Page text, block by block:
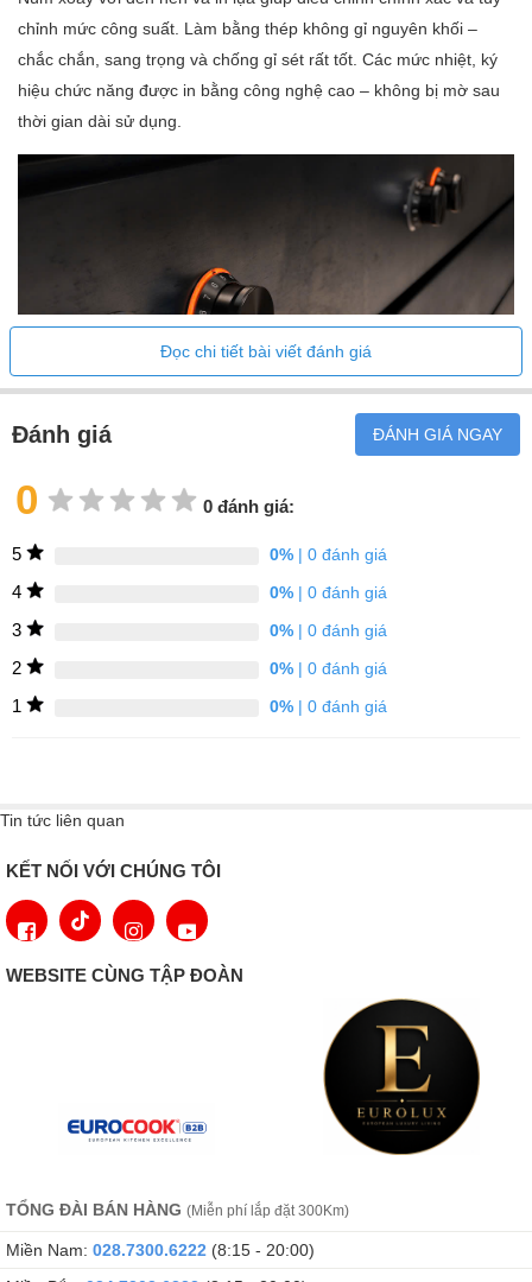
chỉnh mức công suất. ​Làm bằng thép không gỉ nguyên khối –
chắc chắn, sang trọng và chống gỉ sét rất tốt. Các mức nhiệt, ký
hiệu chức năng được in bằng công nghệ cao – không bị mờ sau
thời gian dài sử dụng.
Chức năng Flex
Cho phép kết hợp các vùng nấu hình chữ nhật, linh hoạt trong
việc đặt nồi chảo giúp bạn sử dụng bếp linh hoạt hơn nhiều so với
bếp từ thông thường.
Tích hợp Home Connect
Kết nối với mạng Wi-Fi, cho phép điều khiển từ xa và chẩn đoán
qua ứng dụng trên điện thoại thông minh. ​Chức năng Home
Connect trên bếp từ Gaggenau VI414105 là một tính năng thông
minh giúp bạn kết nối và điều khiển bếp từ xa thông qua điện
thoại hoặc máy tính bảng
1 vùng nấu cảm ứng ø 21 cm (2200 W, có bếp tăng cường
3700 W) với chức năng tự động chuyển sang ø 26 cm (2600
W, có bếp tăng cường 3700 W) và ø 32 cm (3300 W, có bếp
Đọc chi tiết bài viết đánh giá
Đánh giá ĐÁNH GIÁ NGAY
0 0 đánh giá:
5 0%| 0 đánh giá
4 0%| 0 đánh giá
3 0%| 0 đánh giá
2 0%| 0 đánh giá
1 0%| 0 đánh giá
Tin tức liên quan
KẾT NỐI VỚI CHÚNG TÔI
WEBSITE CÙNG TẬP ĐOÀN
TỔNG ĐÀI BÁN HÀNG (Miễn phí lắp đặt 300Km)
Miền Nam: 028.7300.6222 (8:15 - 20:00)